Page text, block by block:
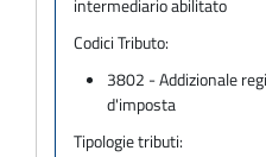
intermediario abilitato
Codici Tributo:
3802 - Addizionale
d'imposta
Tipologie tributi: